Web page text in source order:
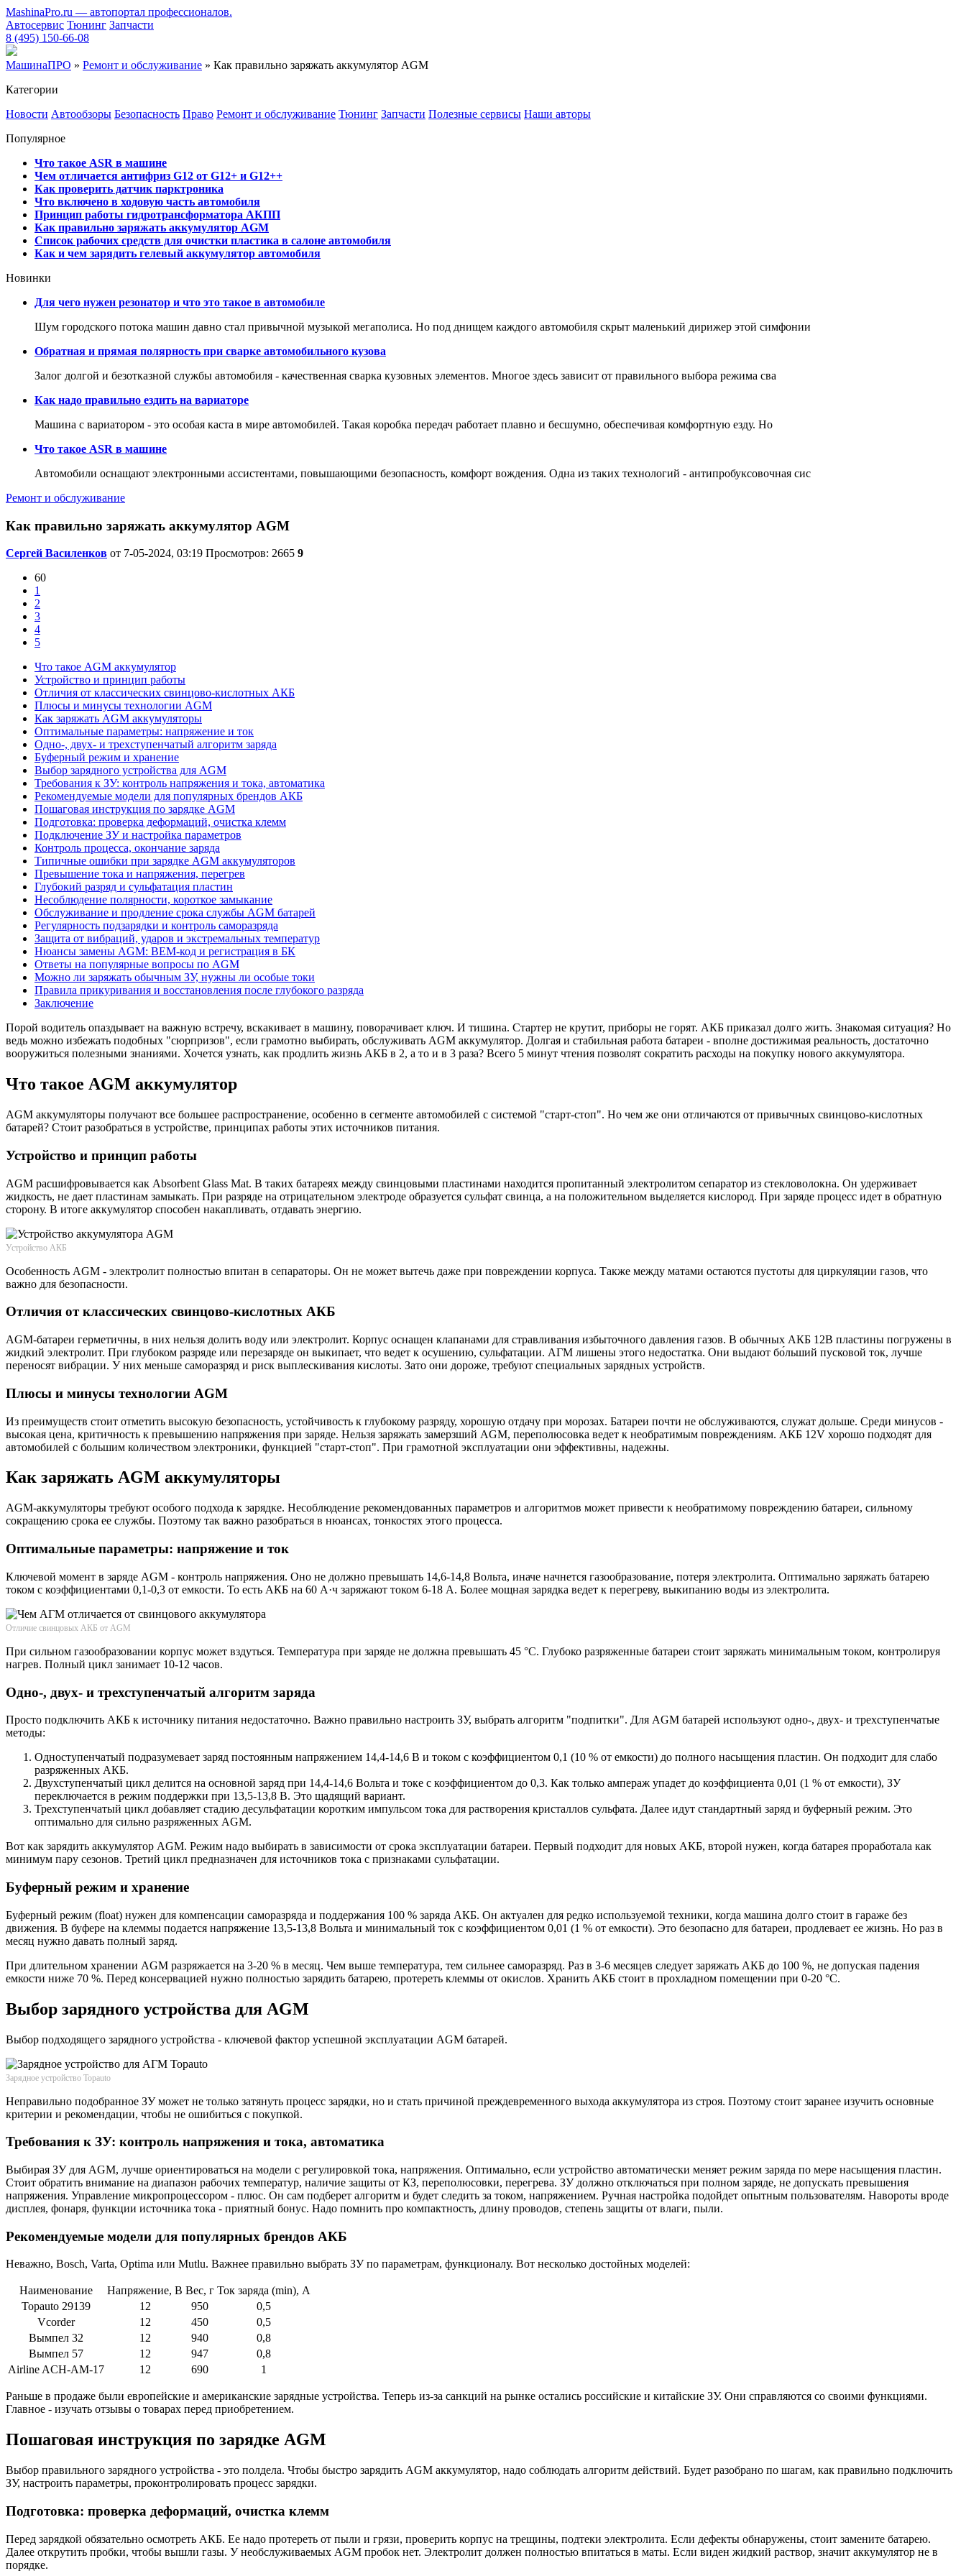
MashinaPro.ru — автопортал профессионалов.
Автосервис Тюнинг Запчасти
8 (495) 150-66-08
МашинаПРО » Ремонт и обслуживание » Как правильно заряжать аккумулятор AGM
Категории
Новости Автообзоры Безопасность Право Ремонт и обслуживание Тюнинг Запчасти Полезные сервисы Наши авторы
Популярное
Что такое ASR в машине
Чем отличается антифриз G12 от G12+ и G12++
Как проверить датчик парктроника
Что включено в ходовую часть автомобиля
Принцип работы гидротрансформатора АКПП
Как правильно заряжать аккумулятор AGM
Список рабочих средств для очистки пластика в салоне автомобиля
Как и чем зарядить гелевый аккумулятор автомобиля
Новинки
Для чего нужен резонатор и что это такое в автомобиле
Шум городского потока машин давно стал привычной музыкой мегаполиса. Но под днищем каждого автомобиля скрыт маленький дирижер этой симфонии
Обратная и прямая полярность при сварке автомобильного кузова
Залог долгой и безотказной службы автомобиля - качественная сварка кузовных элементов. Многое здесь зависит от правильного выбора режима сва
Как надо правильно ездить на вариаторе
Машина с вариатором - это особая каста в мире автомобилей. Такая коробка передач работает плавно и бесшумно, обеспечивая комфортную езду. Но
Что такое ASR в машине
Автомобили оснащают электронными ассистентами, повышающими безопасность, комфорт вождения. Одна из таких технологий - антипробуксовочная сис
Ремонт и обслуживание
Как правильно заряжать аккумулятор AGM
Сергей Василенков от 7-05-2024, 03:19 Просмотров: 2665 9
60
1
2
3
4
5
Что такое AGM аккумулятор
Устройство и принцип работы
Отличия от классических свинцово-кислотных АКБ
Плюсы и минусы технологии AGM
Как заряжать AGM аккумуляторы
Оптимальные параметры: напряжение и ток
Одно-, двух- и трехступенчатый алгоритм заряда
Буферный режим и хранение
Выбор зарядного устройства для AGM
Требования к ЗУ: контроль напряжения и тока, автоматика
Рекомендуемые модели для популярных брендов АКБ
Пошаговая инструкция по зарядке AGM
Подготовка: проверка деформаций, очистка клемм
Подключение ЗУ и настройка параметров
Контроль процесса, окончание заряда
Типичные ошибки при зарядке AGM аккумуляторов
Превышение тока и напряжения, перегрев
Глубокий разряд и сульфатация пластин
Несоблюдение полярности, короткое замыкание
Обслуживание и продление срока службы AGM батарей
Регулярность подзарядки и контроль саморазряда
Защита от вибраций, ударов и экстремальных температур
Нюансы замены AGM: BEM-код и регистрация в БК
Ответы на популярные вопросы по AGM
Можно ли заряжать обычным ЗУ, нужны ли особые токи
Правила прикуривания и восстановления после глубокого разряда
Заключение
Порой водитель опаздывает на важную встречу, вскакивает в машину, поворачивает ключ. И тишина. Стартер не крутит, приборы не горят. АКБ приказал долго жить. Знакомая ситуация? Но
ведь можно избежать подобных "сюрпризов", если грамотно выбирать, обслуживать AGM аккумулятор. Долгая и стабильная работа батареи - вполне достижимая реальность, достаточно
вооружиться полезными знаниями. Хочется узнать, как продлить жизнь АКБ в 2, а то и в 3 раза? Всего 5 минут чтения позволят сократить расходы на покупку нового аккумулятора.
Что такое AGM аккумулятор
AGM аккумуляторы получают все большее распространение, особенно в сегменте автомобилей с системой "старт-стоп". Но чем же они отличаются от привычных свинцово-кислотных
батарей? Стоит разобраться в устройстве, принципах работы этих источников питания.
Устройство и принцип работы
AGM расшифровывается как Absorbent Glass Mat. В таких батареях между свинцовыми пластинами находится пропитанный электролитом сепаратор из стекловолокна. Он удерживает
жидкость, не дает пластинам замыкать. При разряде на отрицательном электроде образуется сульфат свинца, а на положительном выделяется кислород. При заряде процесс идет в обратную
сторону. В итоге аккумулятор способен накапливать, отдавать энергию.
Устройство АКБ
Особенность AGM - электролит полностью впитан в сепараторы. Он не может вытечь даже при повреждении корпуса. Также между матами остаются пустоты для циркуляции газов, что
важно для безопасности.
Отличия от классических свинцово-кислотных АКБ
AGM-батареи герметичны, в них нельзя долить воду или электролит. Корпус оснащен клапанами для стравливания избыточного давления газов. В обычных АКБ 12В пластины погружены в
жидкий электролит. При глубоком разряде или перезаряде он выкипает, что ведет к осушению, сульфатации. АГМ лишены этого недостатка. Они выдают бо́льший пусковой ток, лучше
переносят вибрации. У них меньше саморазряд и риск выплескивания кислоты. Зато они дороже, требуют специальных зарядных устройств.
Плюсы и минусы технологии AGM
Из преимуществ стоит отметить высокую безопасность, устойчивость к глубокому разряду, хорошую отдачу при морозах. Батареи почти не обслуживаются, служат дольше. Среди минусов -
высокая цена, критичность к превышению напряжения при заряде. Нельзя заряжать замерзший AGM, переполюсовка ведет к необратимым повреждениям. АКБ 12V хорошо подходят для
автомобилей с большим количеством электроники, функцией "старт-стоп". При грамотной эксплуатации они эффективны, надежны.
Как заряжать AGM аккумуляторы
AGM-аккумуляторы требуют особого подхода к зарядке. Несоблюдение рекомендованных параметров и алгоритмов может привести к необратимому повреждению батареи, сильному
сокращению срока ее службы. Поэтому так важно разобраться в нюансах, тонкостях этого процесса.
Оптимальные параметры: напряжение и ток
Ключевой момент в заряде AGM - контроль напряжения. Оно не должно превышать 14,6-14,8 Вольта, иначе начнется газообразование, потеря электролита. Оптимально заряжать батарею
током с коэффициентами 0,1-0,3 от емкости. То есть АКБ на 60 А·ч заряжают током 6-18 А. Более мощная зарядка ведет к перегреву, выкипанию воды из электролита.
Отличие свинцовых АКБ от AGM
При сильном газообразовании корпус может вздуться. Температура при заряде не должна превышать 45 °С. Глубоко разряженные батареи стоит заряжать минимальным током, контролируя
нагрев. Полный цикл занимает 10-12 часов.
Одно-, двух- и трехступенчатый алгоритм заряда
Просто подключить АКБ к источнику питания недостаточно. Важно правильно настроить ЗУ, выбрать алгоритм "подпитки". Для AGM батарей используют одно-, двух- и трехступенчатые
методы:
Одноступенчатый подразумевает заряд постоянным напряжением 14,4-14,6 В и током с коэффициентом 0,1 (10 % от емкости) до полного насыщения пластин. Он подходит для слабо
разряженных АКБ.
Двухступенчатый цикл делится на основной заряд при 14,4-14,6 Вольта и токе с коэффициентом до 0,3. Как только ампераж упадет до коэффициента 0,01 (1 % от емкости), ЗУ
переключается в режим поддержки при 13,5-13,8 В. Это щадящий вариант.
Трехступенчатый цикл добавляет стадию десульфатации коротким импульсом тока для растворения кристаллов сульфата. Далее идут стандартный заряд и буферный режим. Это
оптимально для сильно разряженных AGM.
Вот как зарядить аккумулятор AGM. Режим надо выбирать в зависимости от срока эксплуатации батареи. Первый подходит для новых АКБ, второй нужен, когда батарея проработала как
минимум пару сезонов. Третий цикл предназначен для источников тока с признаками сульфатации.
Буферный режим и хранение
Буферный режим (float) нужен для компенсации саморазряда и поддержания 100 % заряда АКБ. Он актуален для редко используемой техники, когда машина долго стоит в гараже без
движения. В буфере на клеммы подается напряжение 13,5-13,8 Вольта и минимальный ток с коэффициентом 0,01 (1 % от емкости). Это безопасно для батареи, продлевает ее жизнь. Но раз в
месяц нужно давать полный заряд.
При длительном хранении AGM разряжается на 3-20 % в месяц. Чем выше температура, тем сильнее саморазряд. Раз в 3-6 месяцев следует заряжать АКБ до 100 %, не допуская падения
емкости ниже 70 %. Перед консервацией нужно полностью зарядить батарею, протереть клеммы от окислов. Хранить АКБ стоит в прохладном помещении при 0-20 °С.
Выбор зарядного устройства для AGM
Выбор подходящего зарядного устройства - ключевой фактор успешной эксплуатации AGM батарей.
Зарядное устройство Topauto
Неправильно подобранное ЗУ может не только затянуть процесс зарядки, но и стать причиной преждевременного выхода аккумулятора из строя. Поэтому стоит заранее изучить основные
критерии и рекомендации, чтобы не ошибиться с покупкой.
Требования к ЗУ: контроль напряжения и тока, автоматика
Выбирая ЗУ для AGM, лучше ориентироваться на модели с регулировкой тока, напряжения. Оптимально, если устройство автоматически меняет режим заряда по мере насыщения пластин.
Стоит обратить внимание на диапазон рабочих температур, наличие защиты от КЗ, переполюсовки, перегрева. ЗУ должно отключаться при полном заряде, не допускать превышения
напряжения. Управление микропроцессором - плюс. Он сам подберет алгоритм и будет следить за током, напряжением. Ручная настройка подойдет опытным пользователям. Навороты вроде
дисплея, фонаря, функции источника тока - приятный бонус. Надо помнить про компактность, длину проводов, степень защиты от влаги, пыли.
Рекомендуемые модели для популярных брендов АКБ
Неважно, Bosch, Varta, Optima или Mutlu. Важнее правильно выбрать ЗУ по параметрам, функционалу. Вот несколько достойных моделей:
Наименование Напряжение, В Вес, г Ток заряда (min), А
Topauto 29139
12 950
0,5
Vcorder
12 450
0,5
Вымпел 32
12 940
0,8
Вымпел 57
12 947
0,8
Airline ACH-AM-17
12 690 1
Раньше в продаже были европейские и американские зарядные устройства. Теперь из-за санкций на рынке остались российские и китайские ЗУ. Они справляются со своими функциями.
Главное - изучать отзывы о товарах перед приобретением.
Пошаговая инструкция по зарядке AGM
Выбор правильного зарядного устройства - это полдела. Чтобы быстро зарядить AGM аккумулятор, надо соблюдать алгоритм действий. Будет разобрано по шагам, как правильно подключить
ЗУ, настроить параметры, проконтролировать процесс зарядки.
Подготовка: проверка деформаций, очистка клемм
Перед зарядкой обязательно осмотреть АКБ. Ее надо протереть от пыли и грязи, проверить корпус на трещины, подтеки электролита. Если дефекты обнаружены, стоит замените батарею.
Далее открутить пробки, чтобы вышли газы. У необслуживаемых AGM пробок нет. Электролит должен полностью впитаться в маты. Если виден жидкий раствор, значит аккумулятор не в
порядке.